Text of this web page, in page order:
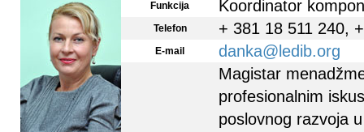
Funkcija Koordinator
Telefon + 381 18 511 240,
E-mail danka@ledib.org
Magistar
profesionalnim
poslovnog razvoja